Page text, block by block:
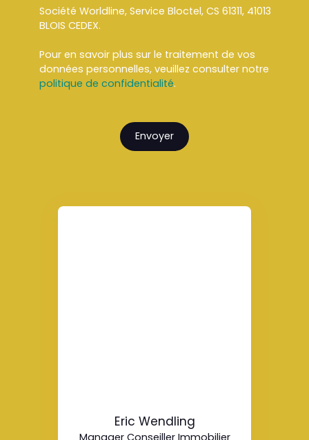
Société Worldline, Service Bloctel, CS 61311, 41013
BLOIS CEDEX.
Pour en savoir plus sur le traitement de vos
données personnelles, veuillez consulter notre
politique de confidentialité.
Envoyer
Eric Wendling
Manager Conseiller Immobilier